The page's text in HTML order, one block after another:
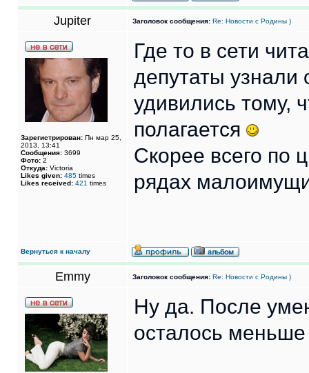
Jupiter Заголовок сообщения: Re: Новости с Родины )
Зарегистрирован: Пн мар 25,
2013, 13:41
Сообщения: 3699
Фото: 2
Откуда: Victoria
Likes given: 485 times
Likes received: 421 times
Где то в сети
депутаты узнали
удивились тому,
полагается
Скорее всего по
рядах
Вернуться к началу
Emmy Заголовок сообщения: Re: Новости с Родины )
Ну да. После
осталось